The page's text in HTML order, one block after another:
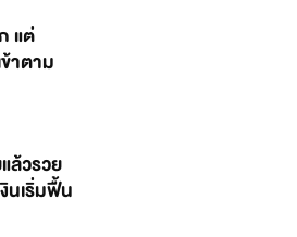
แต่
าตาม
ล้วรวย
นเริ่มฟื้น